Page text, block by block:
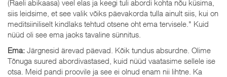
(Raeli abikaasa) veel elas ja keegi tuli abordi kohta nõu küsima,
siis leidsime, et see valik võiks päevakorda tulla ainult siis, kui on
meditsiiniliselt kindlaks tehtud otsene oht ema tervisele." Kuid
nüüd oli see ema jaoks tavaline sünnitus.
Ema: Järgnesid ärevad päevad. Kõik tundus absurdne. Olime
Tõnuga suured abordivastased, kuid nüüd vaatasime sellele ise
otsa. Meid pandi proovile ja see ei olnud enam nii lihtne. Ka